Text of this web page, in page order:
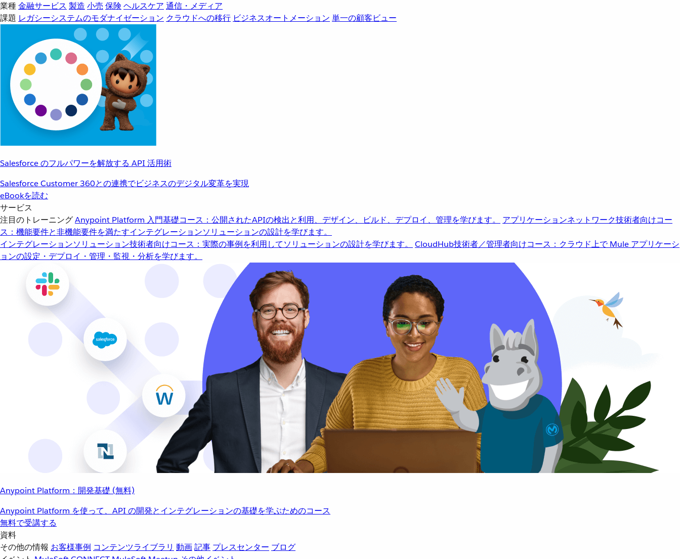
業種金融サービス 製造 小売 保険 ヘルスケア 通信・メディア
課題 レガシーシステムのモダナイゼーション クラウドへの移行 ビジネスオートメーション 単一の顧客ビュー
Salesforce のフルパワーを解放する API 活用術
Salesforce Customer 360との連携でビジネスのデジタル変革を実現
eBookを読む
サービス
注目のトレーニングAnypoint Platform 入門基礎コース：公開されたAPIの検出と利用、デザイン、ビルド、デプロイ、管理を学びます。 アプリケーションネットワーク技術者向けコー
ス：機能要件と非機能要件を満たすインテグレーションソリューションの設計を学びます。
インテグレーションソリューション技術者向けコース：実際の事例を利用してソリューションの設計を学びます。 CloudHub技術者／管理者向けコース：クラウド上で Mule アプリケーシ
ョンの設定・デプロイ・管理・監視・分析を学びます。
Anypoint Platform：開発基礎 (無料)
Anypoint Platform を使って、API の開発とインテグレーションの基礎を学ぶためのコース
無料で受講する
資料
その他の情報 お客様事例 コンテンツライブラリ 動画記事 プレスセンター ブログ